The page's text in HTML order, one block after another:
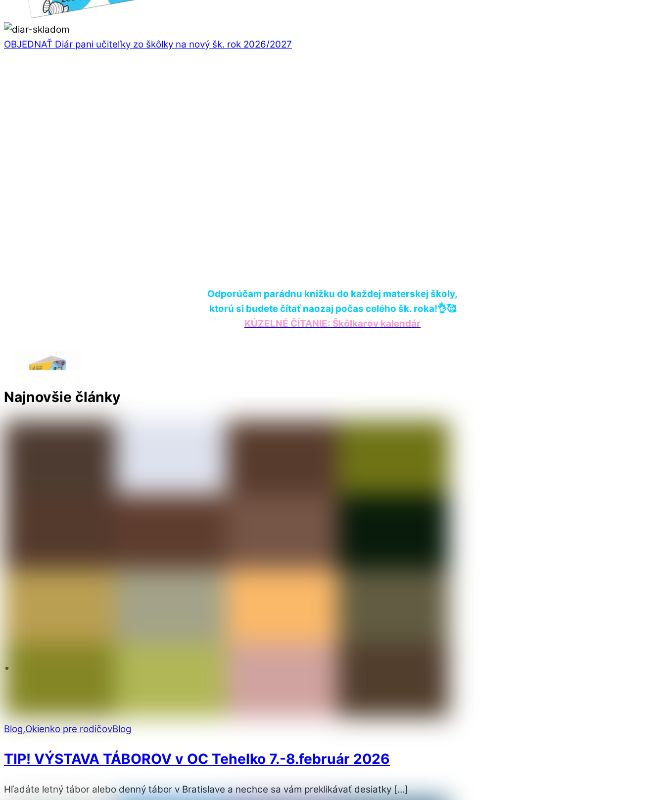
OBJEDNAŤ Diár pani učiteľky zo škôlky na nový šk. rok 2026/2027
Odporúčam parádnu knižku do každej materskej školy,
ktorú si budete čítať naozaj počas celého šk. roka!👌🥰
KÚZELNÉ ČÍTANIE: Škôlkarov kalendár
Najnovšie články
Blog,Okienko pre rodičovBlog
TIP! VÝSTAVA TÁBOROV v OC Tehelko 7.-8.február 2026
Hľadáte letný tábor alebo denný tábor v Bratislave a nechce sa vám preklikávať desiatky […]